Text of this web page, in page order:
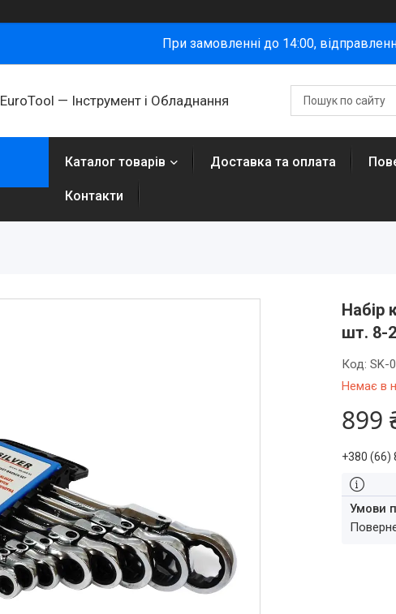
При замовленні до 14:00,
ㅤEuroTool — Інструмент і Обладнання
Каталог товарів Доставка та оплата
Контакти
Набір
шт. 8-
Немає в
Код:SK-
899
+380 (66)